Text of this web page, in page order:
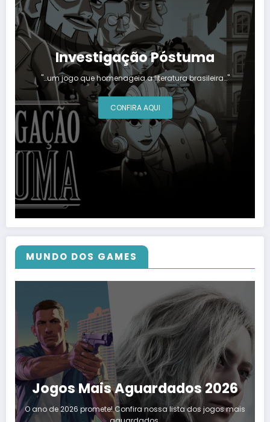
Investigação Póstuma
"…um jogo que homenageia a literatura brasileira…"
CONFIRA AQUI
MUNDO DOS GAMES
Jogos Mais Aguardados 2026
O ano de 2026 promete! Confira nossa lista dos jogos mais